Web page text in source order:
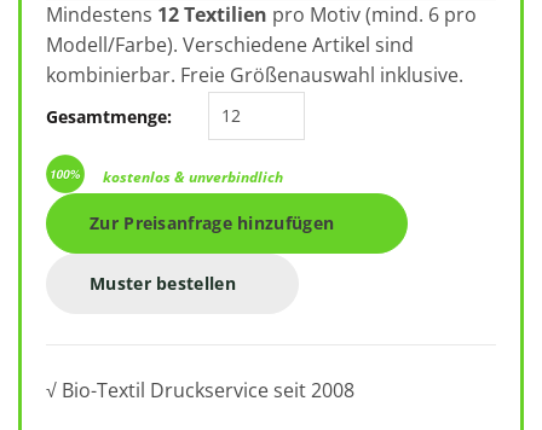
Mindestens 12 Textilien pro Motiv (mind. 6 pro
Modell/Farbe). Verschiedene Artikel sind
kombinierbar. Freie Größenauswahl inklusive.
Gesamtmenge:
kostenlos & unverbindlich
Muster bestellen
√ Bio-Textil Druckservice seit 2008